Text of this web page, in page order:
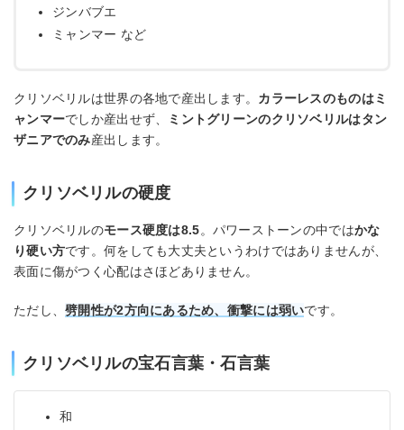
ジンバブエ
ミャンマー など
クリソベリルは世界の各地で産出します。 カラーレスのものはミ
ャンマーでしか産出せず、
ミントグリーンのクリソベリルはタン
ザニアでのみ産出します。
クリソベリルの硬度
クリソベリルのモース硬度は8.5。パワーストーンの中ではかな
り硬い方です。何をしても大丈夫というわけではありませんが、
表面に傷がつく心配はさほどありません。
ただし、劈開性が2方向にあるため、衝撃には弱いです。
クリソベリルの宝石言葉・石言葉
和